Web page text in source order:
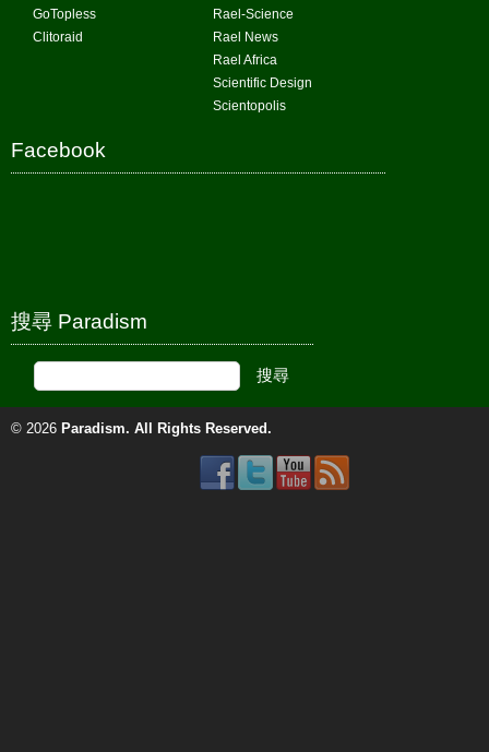
GoTopless
Clitoraid
Rael-Science
Rael News
Rael Africa
Scientific Design
Scientopolis
Facebook
搜尋 Paradism
© 2026 Paradism. All Rights Reserved.